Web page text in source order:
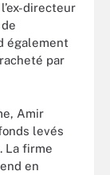
directeur
également
par
Amir
levés
La firme
en